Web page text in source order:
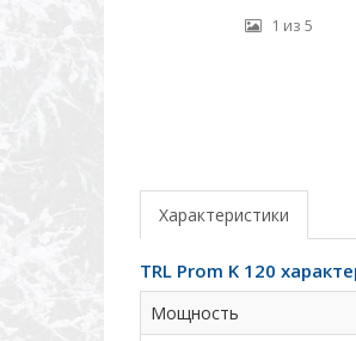
1 из 5
Характеристики
TRL Prom K 120
Мощность